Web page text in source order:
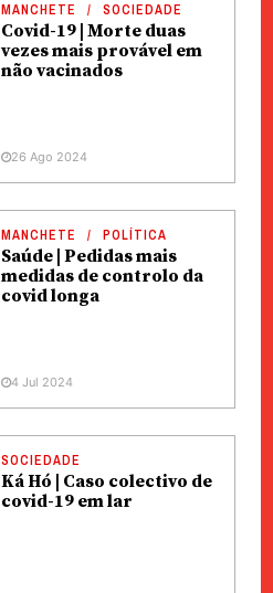
MANCHETE SOCIEDADE
Covid-19 | Morte duas
vezes mais provável em
não vacinados
26 Ago 2024
MANCHETE POLÍTICA
Saúde | Pedidas mais
medidas de controlo da
covid longa
4 Jul 2024
SOCIEDADE
Ká Hó | Caso colectivo de
covid-19 em lar